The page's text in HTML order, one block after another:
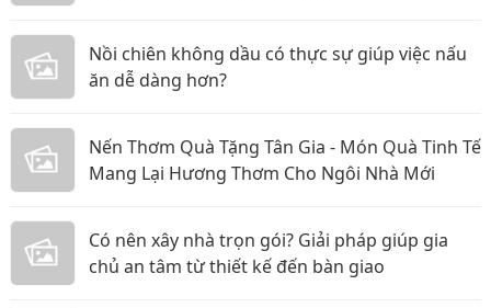
Nồi chiên không dầu có thực sự giúp việc nấu
ăn dễ dàng hơn?
Nến Thơm Quà Tặng Tân Gia - Món Quà Tinh Tế
Mang Lại Hương Thơm Cho Ngôi Nhà Mới
Có nên xây nhà trọn gói? Giải pháp giúp gia
chủ an tâm từ thiết kế đến bàn giao